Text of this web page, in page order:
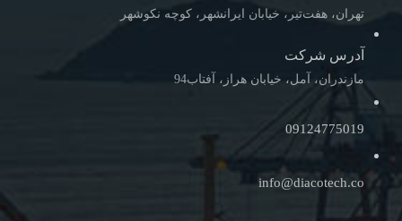
تهران، هفت‌تیر، خیابان ایرانشهر، کوچه نکوشهر
آدرس شرکت
مازندران، آمل، خیابان هراز، آفتاب94
09124775019
info@diacotech.co